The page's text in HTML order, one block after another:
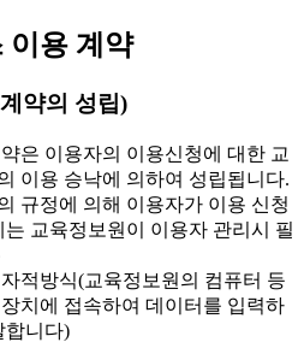
이용 계약
약의 성립)
은 이용자의 이용신청에 대한 교
이용 승낙에 의하여 성립됩니다.
규정에 의해 이용자가 이용 신청
는 교육정보원이 이용자 관리시 필
적방식(교육정보원의 컴퓨터 등
치에 접속하여 데이터를 입력하
합니다)